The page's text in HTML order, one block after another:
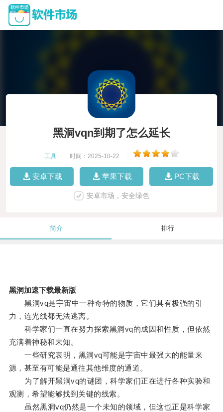
黑洞vqn到期了怎么延长
工具 时间：2025-10-22
安卓下载 苹果下载 PC下载
安卓市场，安全绿色
简介 排行
黑洞加速下载最新版
黑洞vq是宇宙中一种奇特的物质，它们具有极强的引
力，连光线都无法逃离。
科学家们一直在努力探索黑洞vq的成因和性质，但依然
充满着神秘和未知。
一些研究表明，黑洞vq可能是宇宙中最强大的能量来
源，甚至有可能是通往其他维度的通道。
为了解开黑洞vq的谜团，科学家们正在进行各种实验和
观测，希望能够找到关键的线索。
虽然黑洞vq仍然是一个未知的领域，但这也正是科学家